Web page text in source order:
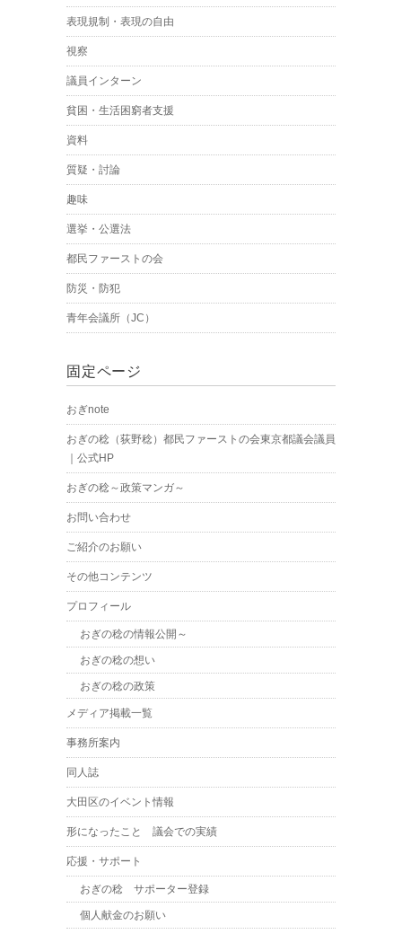
表現規制・表現の自由
視察
議員インターン
貧困・生活困窮者支援
資料
質疑・討論
趣味
選挙・公選法
都民ファーストの会
防災・防犯
青年会議所（JC）
固定ページ
おぎnote
おぎの稔（荻野稔）都民ファーストの会東京都議会議員
｜公式HP
おぎの稔～政策マンガ～
お問い合わせ
ご紹介のお願い
その他コンテンツ
プロフィール
おぎの稔の情報公開～
おぎの稔の想い
おぎの稔の政策
メディア掲載一覧
事務所案内
同人誌
大田区のイベント情報
形になったこと 議会での実績
応援・サポート
おぎの稔 サポーター登録
個人献金のお願い